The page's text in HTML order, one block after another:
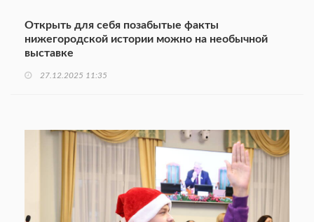
Открыть для себя позабытые факты
нижегородской истории можно на необычной
выставке
27.12.2025 11:35